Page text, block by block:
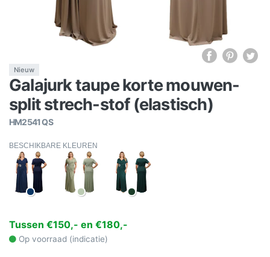
Nieuw
Galajurk taupe korte mouwen-
split strech-stof (elastisch)
HM2541 QS
BESCHIKBARE KLEUREN
Tussen €150,- en €180,-
Op voorraad (indicatie)